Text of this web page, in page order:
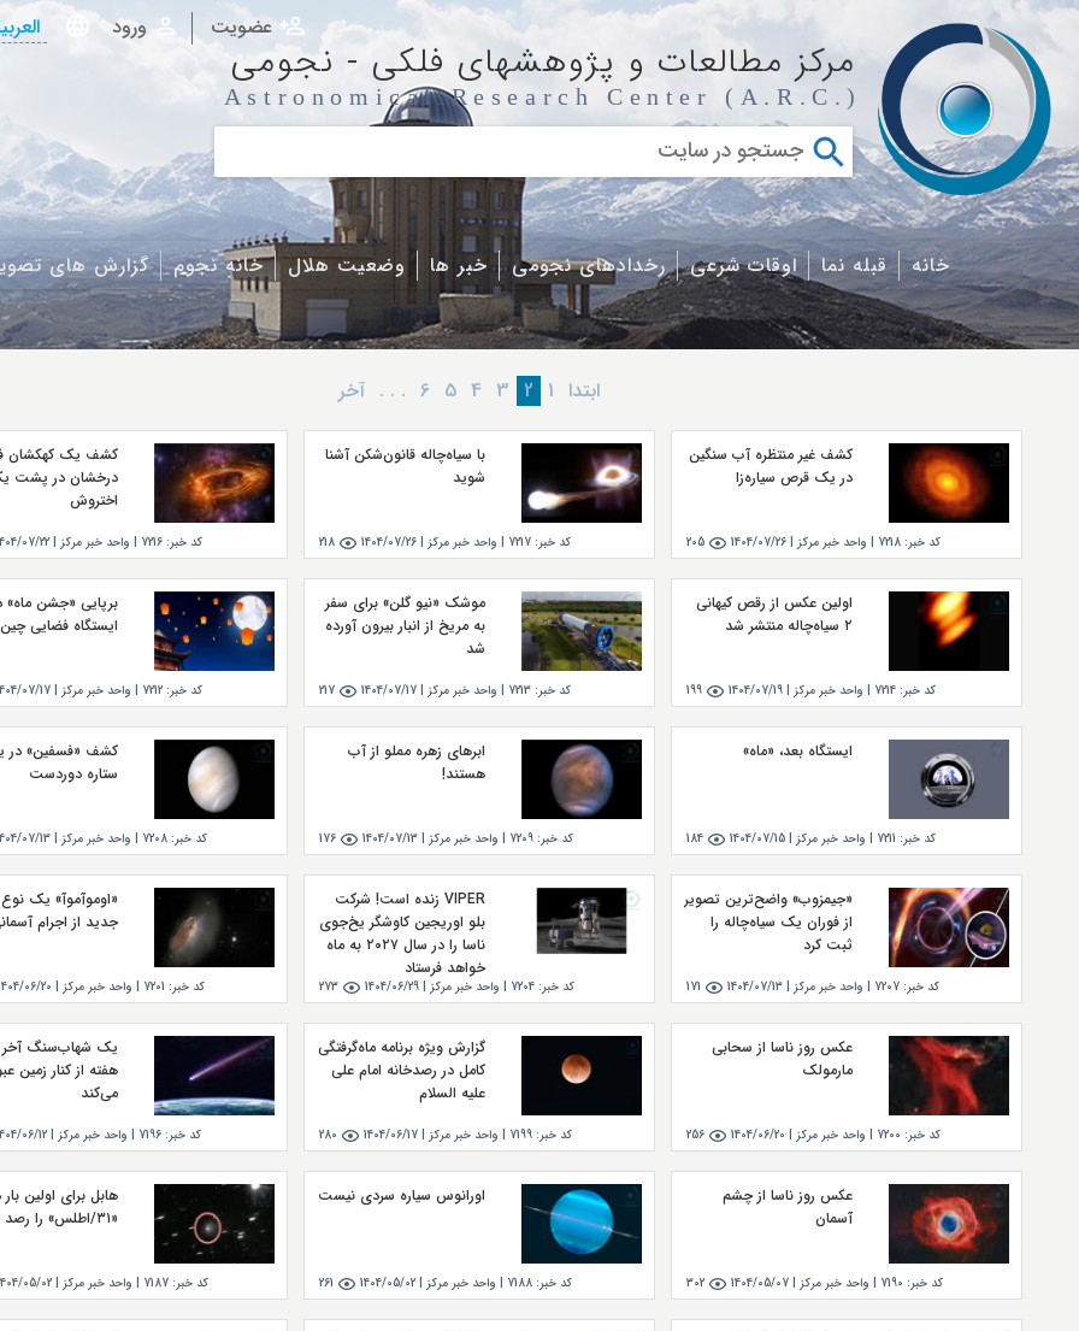
ورود عضویت
مرکز مطالعات و پژوهشهای فلکی - نجومی
Astronomical Research Center (A.R.C.)
خانه قبله نما اوقات شرعی رخدادهای نجومی خبر ها وضعیت هلال خانه نجوم گزارش های
ابتدا 1
2
3
4
5
6
. . . آخر
کشف غیر منتظره آب سنگین
در یک قرص سیاره‌زا
کد خبر: 7218
| واحد خبر مركز | 1404/07/26
205
با سیاه‌چاله قانون‌شکن آشنا
شوید
کد خبر: 7217
| واحد خبر مركز | 1404/07/26
218
کشف یک کهکشان
درخشان در پشت
اختروش
کد خبر: 7216
| واحد خبر مركز | 07/22
اولین عکس از رقص کیهانی
۲ سیاه‌چاله منتشر شد
کد خبر: 7214
| واحد خبر مركز | 1404/07/19
199
موشک «نیو گلن» برای سفر
به مریخ از انبار بیرون آورده
شد
کد خبر: 7213
| واحد خبر مركز | 1404/07/17
217
برپایی «جشن ماه»
ایستگاه فضایی چین
کد خبر: 7212
| واحد خبر مركز | 07/17
ایستگاه بعد، «ماه»
کد خبر: 7211
| واحد خبر مركز | 1404/07/15
184
ابرهای زهره مملو از آب
هستند!
کد خبر: 7209
| واحد خبر مركز | 1404/07/13
176
کشف «فسفین» در
ستاره دوردست
کد خبر: 7208
| واحد خبر مركز | 07/13
«جیمزوب» واضح‌ترین تصویر
از فوران یک سیاه‌چاله را
ثبت کرد
کد خبر: 7207
| واحد خبر مركز | 1404/07/13
171
VIPER زنده است! شرکت
بلو اوریجین کاوشگر یخ‌جوی
ناسا را در سال ۲۰۲۷ به ماه
خواهد فرستاد
کد خبر: 7204
| واحد خبر مركز | 1404/06/29
273
«اوموآموآ» یک نوع
جدید از اجرام
کد خبر: 7201
| واحد خبر مركز | 06/20
عکس روز ناسا از سحابی
مارمولک
کد خبر: 7200
| واحد خبر مركز | 1404/06/20
256
گزارش ویژه برنامه ماه‌گرفتگی
کامل در رصدخانه امام علی
علیه السلام
کد خبر: 7199
| واحد خبر مركز | 1404/06/17
280
یک شهاب‌سنگ آخر
هفته از کنار زمین
می‌کند
کد خبر: 7196
| واحد خبر مركز | 06/12
عکس روز ناسا از چشم
آسمان
کد خبر: 7190
| واحد خبر مركز | 1404/05/07
302
اورانوس سیاره سردی نیست
کد خبر: 7188
| واحد خبر مركز | 1404/05/02
261
هابل برای اولین بار
«۳۱/اطلس» را رصد کرد
کد خبر: 7187
| واحد خبر مركز | 05/02